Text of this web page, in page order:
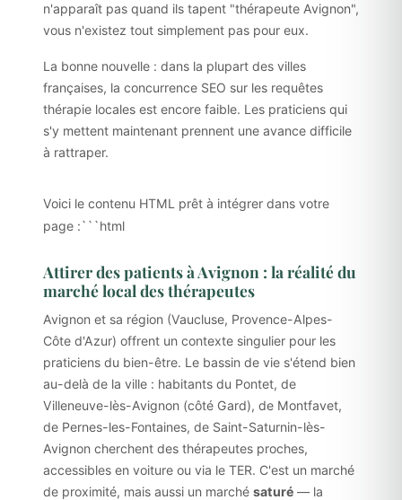
n'apparaît pas quand ils tapent "thérapeute Avignon",
vous n'existez tout simplement pas pour eux.
La bonne nouvelle : dans la plupart des villes
françaises, la concurrence SEO sur les requêtes
thérapie locales est encore faible. Les praticiens qui
s'y mettent maintenant prennent une avance difficile
à rattraper.
Voici le contenu HTML prêt à intégrer dans votre
page :```html
Attirer des patients à Avignon : la réalité du
marché local des thérapeutes
Avignon et sa région (Vaucluse, Provence-Alpes-
Côte d'Azur) offrent un contexte singulier pour les
praticiens du bien-être. Le bassin de vie s'étend bien
au-delà de la ville : habitants du Pontet, de
Villeneuve-lès-Avignon (côté Gard), de Montfavet,
de Pernes-les-Fontaines, de Saint-Saturnin-lès-
Avignon cherchent des thérapeutes proches,
accessibles en voiture ou via le TER. C'est un marché
de proximité, mais aussi un marché saturé — la